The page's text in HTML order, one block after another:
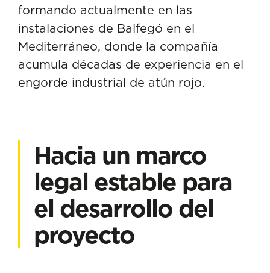
formando actualmente en las
instalaciones de Balfegó en el
Mediterráneo, donde la compañía
acumula décadas de experiencia en el
engorde industrial de atún rojo.
Hacia un marco
legal estable para
el desarrollo del
proyecto